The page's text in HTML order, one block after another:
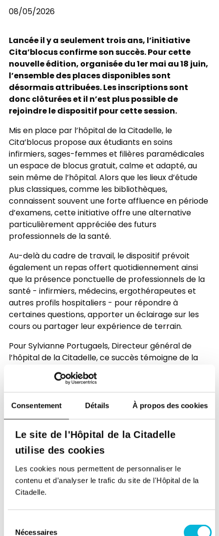
Consentement Détails À propos des cookies
Le site de l'Hôpital de la Citadelle
utilise des cookies
Les cookies nous permettent de personnaliser le
contenu et d’analyser le trafic du site de l'Hôpital de la
Citadelle.
Nécessaires
08/05/2026
Lancée il y a seulement trois ans, l’initiative
Cita’blocus confirme son succès. Pour cette
nouvelle édition, organisée du 1er mai au 18 juin,
l’ensemble des places disponibles sont
désormais attribuées. Les inscriptions sont
donc clôturées et il n’est plus possible de
rejoindre le dispositif pour cette session.
Mis en place par l’hôpital de la Citadelle, le
Cita’blocus propose aux étudiants en soins
infirmiers, sages-femmes et filières paramédicales
un espace de blocus gratuit, calme et adapté, au
sein même de l’hôpital. Alors que les lieux d’étude
plus classiques, comme les bibliothèques,
connaissent souvent une forte affluence en période
d’examens, cette initiative offre une alternative
particulièrement appréciée des futurs
professionnels de la santé.
Au-delà du cadre de travail, le dispositif prévoit
également un repas offert quotidiennement ainsi
que la présence ponctuelle de professionnels de la
santé - infirmiers, médecins, ergothérapeutes et
autres profils hospitaliers - pour répondre à
certaines questions, apporter un éclairage sur les
cours ou partager leur expérience de terrain.
Pour Sylvianne Portugaels, Directeur général de
l’hôpital de la Citadelle, ce succès témoigne de la
pertinence d’une initiative à la fois simple, concrète
et porteuse de sens :« Ce succès nous réjouit, car il
montre qu’un hôpital peut aussi être un lieu
d’accueil, de transmission et de soutien pour les
futurs professionnels de la santé, qui pourraient
également être nos prochains collègues.
Humaniser la période de blocus, connecter les
jeunes au monde du travail et inspirer des trajets
de vie : c’est l’essence même de notre plan
stratégique Essentiel 2026-2031 ».
Cette édition complète confirme également
l’intérêt croissant des étudiants pour des lieux de
à la concentration. Elle illustre la volonté de l’hôpital